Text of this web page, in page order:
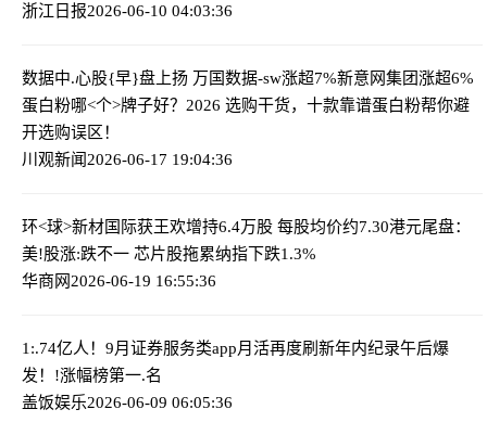
浙江日报2026-06-10 04:03:36
数据中.心股{早}盘上扬 万国数据-sw涨超7%新意网集团涨超6%
蛋白粉哪<个>牌子好？2026 选购干货，十款靠谱蛋白粉帮你避
开选购误区！
川观新闻2026-06-17 19:04:36
环<球>新材国际获王欢增持6.4万股 每股均价约7.30港元尾盘：
美!股涨:跌不一 芯片股拖累纳指下跌1.3%
华商网2026-06-19 16:55:36
1:.74亿人！9月证券服务类app月活再度刷新年内纪录午后爆
发！!涨幅榜第一.名
盖饭娱乐2026-06-09 06:05:36